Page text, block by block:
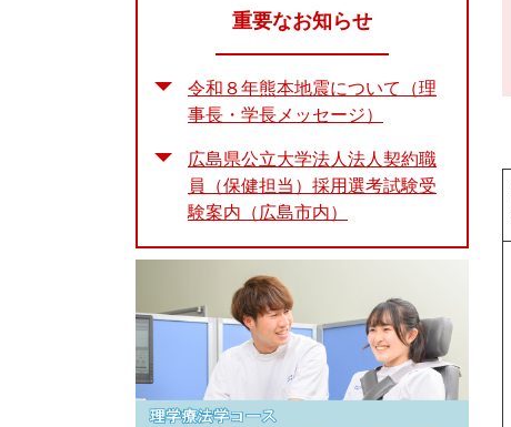
重要なお知らせ
令和８年熊本地震について（理
事長・学長メッセージ）
広島県公立大学法人法人契約職
員（保健担当）採用選考試験受
験案内（広島市内）